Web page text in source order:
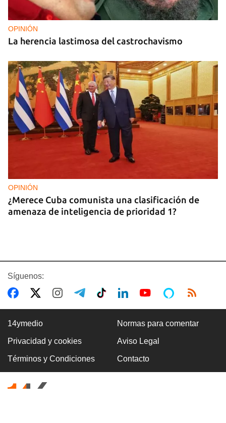
OPINIÓN
La herencia lastimosa del castrochavismo
OPINIÓN
¿Merece Cuba comunista una clasificación de
amenaza de inteligencia de prioridad 1?
ASALTOS
"Cuba entera es una boca de lobo"
Síguenos:
14ymedio Normas para comentar
Privacidad y cookies Aviso Legal
Términos y Condiciones Contacto